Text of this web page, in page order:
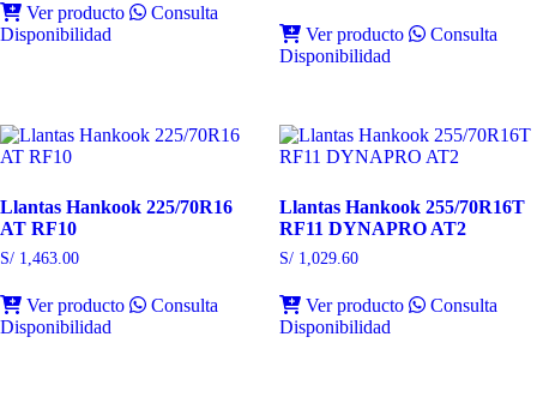
Ver producto
Consulta
Disponibilidad
Ver producto
Consulta
Disponibilidad
Llantas Hankook 225/70R16
AT RF10
S/ 1,463.00
Ver producto
Consulta
Disponibilidad
Llantas Hankook 255/70R16T
RF11 DYNAPRO AT2
S/1,029.60
Ver producto
Consulta
Disponibilidad